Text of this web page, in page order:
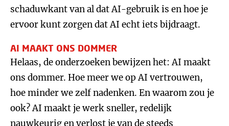
schaduwkant van al dat AI-gebruik is en hoe je
ervoor kunt zorgen dat AI echt iets bijdraagt.
AI MAAKT ONS DOMMER
Helaas, de onderzoeken bewijzen het: AI maakt
ons dommer. Hoe meer we op AI vertrouwen,
hoe minder we zelf nadenken. En waarom zou je
ook? AI maakt je werk sneller, redelijk
nauwkeurig en verlost je van de steeds